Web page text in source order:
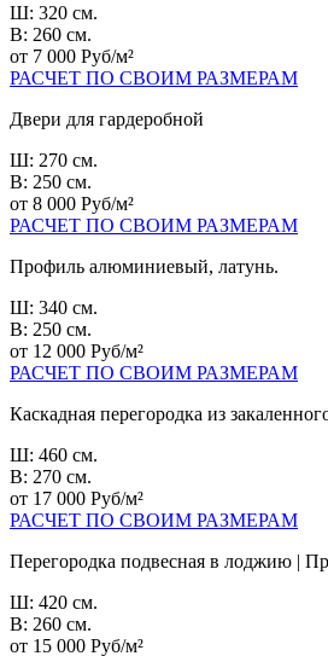
Ш: 320 см.
В: 260 см.
от 7 000 Руб/м²
РАСЧЕТ ПО СВОИМ РАЗМЕРАМ
Двери для гардеробной
Ш: 270 см.
В: 250 см.
от 8 000 Руб/м²
РАСЧЕТ ПО СВОИМ РАЗМЕРАМ
Профиль алюминиевый, латунь.
Ш: 340 см.
В: 250 см.
от 12 000 Руб/м²
РАСЧЕТ ПО СВОИМ РАЗМЕРАМ
Каскадная перегородка из
Ш: 460 см.
В: 270 см.
от 17 000 Руб/м²
РАСЧЕТ ПО СВОИМ РАЗМЕРАМ
Перегородка подвесная в лоджию |
Ш: 420 см.
В: 260 см.
от 15 000 Руб/м²